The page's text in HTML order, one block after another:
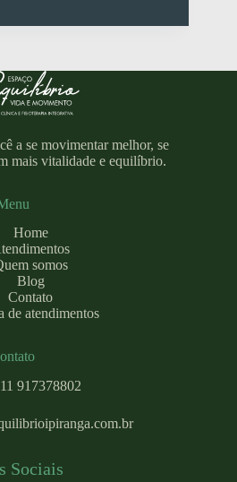
a se movimentar melhor, se
mais vitalidade e equilíbrio.
Home
somos
Blog
Contato
de atendimentos
917378802
.br
Sociais